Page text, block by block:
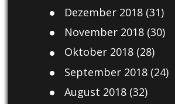
Dezember 2018(31)
November 2018(30)
Oktober 2018(28)
September 2018(24)
August 2018(32)